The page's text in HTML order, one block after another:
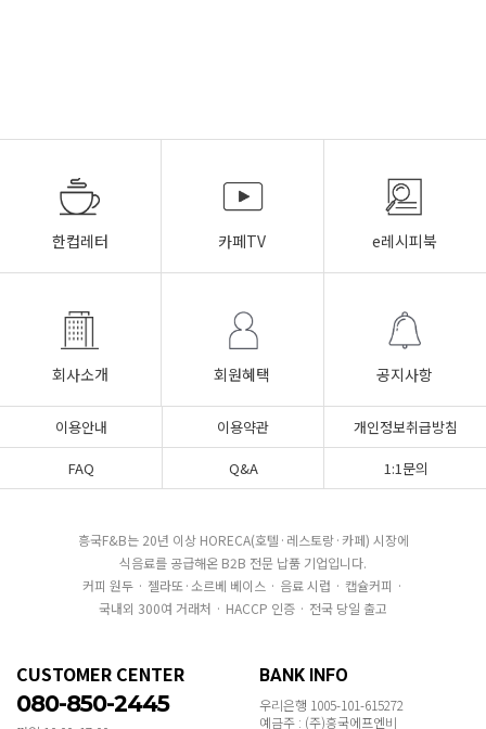
한컵레터 카페TV e레시피북
회사소개 회원혜택 공지사항
이용안내 이용약관
개인정보취급방침
FAQ
Q&A 1:1문의
흥국F&B는 20년 이상 HORECA(호텔·레스토랑·카페) 시장에
식음료를 공급해온 B2B 전문 납품 기업입니다.
커피 원두 · 젤라또·소르베 베이스 · 음료 시럽 · 캡슐커피 ·
국내외 300여 거래처 · HACCP 인증 · 전국 당일 출고
CUSTOMER CENTER
080-850-2445
BANK INFO
우리은행 1005-101-615272
예금주 : (주)흥국에프엔비